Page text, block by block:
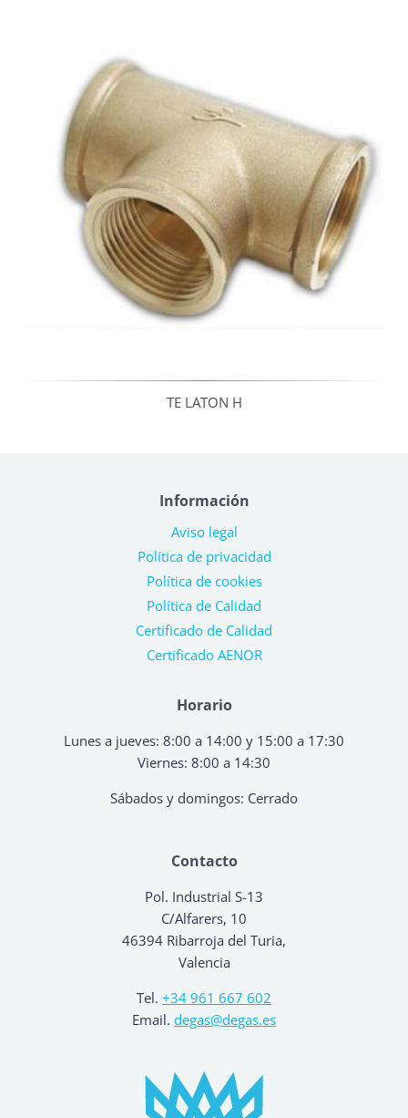
TE LATON H
Contacto
Pol. Industrial S-13
C/Alfarers, 10
46394 Ribarroja del Turia,
Valencia
Tel. +34 961 667 602
Email. degas@degas.es
Horario
Lunes a jueves: 8:00 a 14:00 y 15:00 a 17:30
Viernes: 8:00 a 14:30
Sábados y domingos: Cerrado
Información
Aviso legal
Política de privacidad
Política de cookies
Política de Calidad
Certificado de Calidad
Certificado AENOR